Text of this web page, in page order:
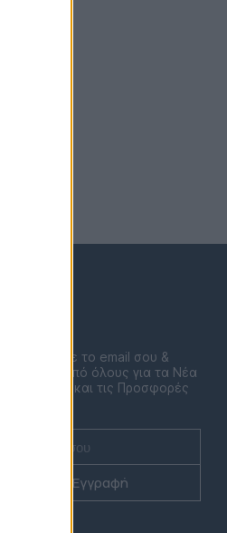
Συμπλήρωσε το email σου &
μάθε πριν από όλους για τα Νέα
τις Δράσεις και τις Προσφορές
Εγγραφή